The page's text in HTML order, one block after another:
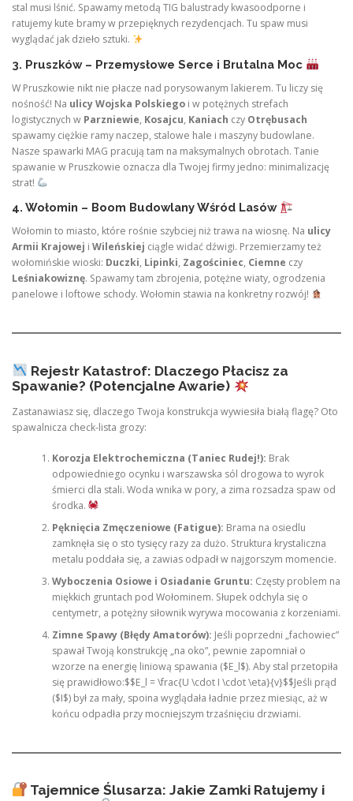
stal musi lśnić. Spawamy metodą TIG balustrady kwasoodporne i
ratujemy kute bramy w przepięknych rezydencjach. Tu spaw musi
wyglądać jak dzieło sztuki.
3. Pruszków – Przemysłowe Serce i Brutalna Moc
W Pruszkowie nikt nie płacze nad porysowanym lakierem. Tu liczy się
nośność! Na ulicy Wojska Polskiego i w potężnych strefach
logistycznych w Parzniewie, Kosajcu, Kaniach czy Otrębusach
spawamy ciężkie ramy naczep, stalowe hale i maszyny budowlane.
Nasze spawarki MAG pracują tam na maksymalnych obrotach. Tanie
spawanie w Pruszkowie oznacza dla Twojej firmy jedno: minimalizację
strat!
4. Wołomin – Boom Budowlany Wśród Lasów
Wołomin to miasto, które rośnie szybciej niż trawa na wiosnę. Na ulicy
Armii Krajowej i Wileńskiej ciągle widać dźwigi. Przemierzamy też
wołomińskie wioski: Duczki, Lipinki, Zagościniec, Ciemne czy
Leśniakowiznę. Spawamy tam zbrojenia, potężne wiaty, ogrodzenia
panelowe i loftowe schody. Wołomin stawia na konkretny rozwój!
Rejestr Katastrof: Dlaczego Płacisz za
Spawanie? (Potencjalne Awarie)
Zastanawiasz się, dlaczego Twoja konstrukcja wywiesiła białą flagę? Oto
spawalnicza check-lista grozy:
Korozja Elektrochemiczna (Taniec Rudej!): Brak
odpowiedniego ocynku i warszawska sól drogowa to wyrok
śmierci dla stali. Woda wnika w pory, a zima rozsadza spaw od
środka.
Pęknięcia Zmęczeniowe (Fatigue): Brama na osiedlu
zamknęła się o sto tysięcy razy za dużo. Struktura krystaliczna
metalu poddała się, a zawias odpadł w najgorszym momencie.
Wyboczenia Osiowe i Osiadanie Gruntu: Częsty problem na
miękkich gruntach pod Wołominem. Słupek odchyla się o
centymetr, a potężny siłownik wyrywa mocowania z korzeniami.
Zimne Spawy (Błędy Amatorów): Jeśli poprzedni „fachowiec”
spawał Twoją konstrukcję „na oko”, pewnie zapomniał o
wzorze na energię liniową spawania ($E_l$). Aby stal przetopiła
się prawidłowo:$$E_l = \frac{U \cdot I \cdot \eta}{v}$$Jeśli prąd
($I$) był za mały, spoina wyglądała ładnie przez miesiąc, aż w
końcu odpadła przy mocniejszym trzaśnięciu drzwiami.
Tajemnice Ślusarza: Jakie Zamki Ratujemy i